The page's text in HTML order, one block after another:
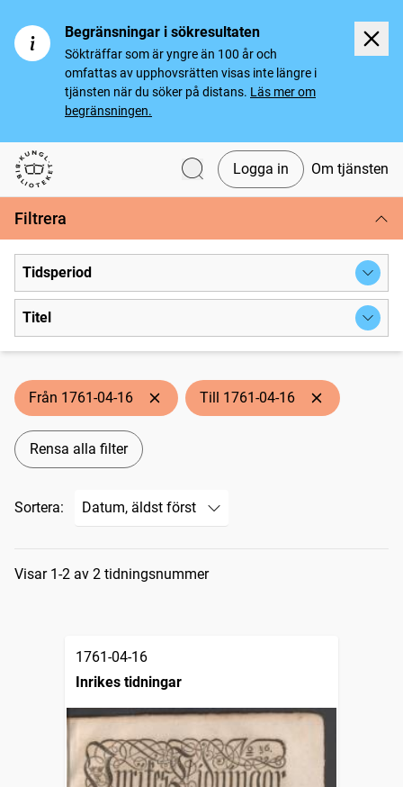
Begränsningar i sökresultaten
Sökträffar som är yngre än 100 år och
omfattas av upphovsrätten visas inte längre i
tjänsten när du söker på distans. Läs mer om
begränsningen.
Svenska tidningar
Logga in Om tjänsten
Filtrera
Tidsperiod
Titel
Från 1761-04-16 Till 1761-04-16
Rensa alla filter
Sortera:
Sökresultat
Visar 1-2 av 2 tidningsnummer
1761-04-16
Inrikes tidningar